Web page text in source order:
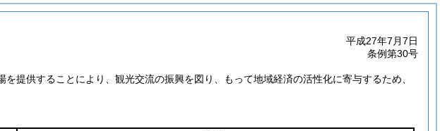
平成27年7月7日
条例第30号
提供することにより、観光交流の振興を図り、もって地域経済の活性化に寄与するため、